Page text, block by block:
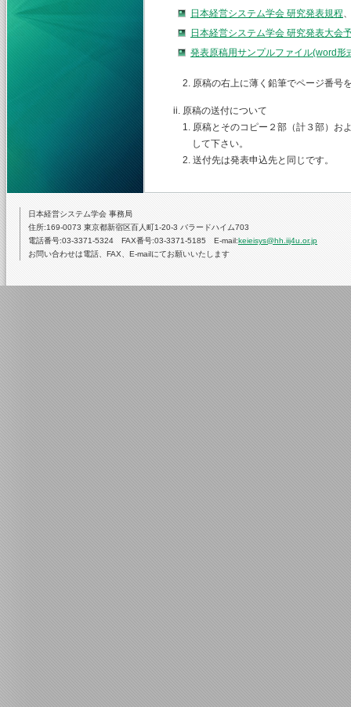
日本経営システム学会 研究発表規程
日本経営システム学会 研究発表大会
発表原稿用サンプルファイル(word形
2. 原稿の右上に薄く鉛筆でページ番号
ii. 原稿の送付について
1. 原稿とそのコピー２部（計３部）お
して下さい。
2. 送付先は発表申込先と同じです。
日本経営システム学会 事務局
住所:169-0073 東京都新宿区百人町1-20-3 バラードハイム703
電話番号:03-3371-5324 FAX番号:03-3371-5185 E-mail:keieisys@hh.iij4u.or.jp
お問い合わせは電話、FAX、E-mailにてお願いいたします